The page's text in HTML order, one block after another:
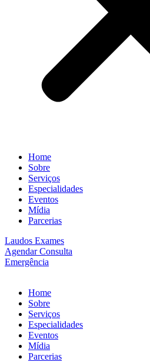
Home
Sobre
Serviços
Especialidades
Eventos
Mídia
Parcerias
Laudos Exames
Agendar Consulta
Emergência
Home
Sobre
Serviços
Especialidades
Eventos
Mídia
Parcerias